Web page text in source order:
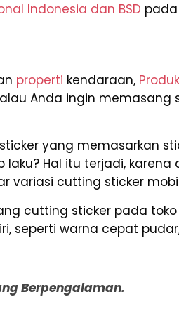
Indonesia dan BSD pada
properti kendaraan,
Anda ingin
yang memasarkan
Hal itu terjadi,
variasi cutting sticker
cutting sticker pada
seperti warna cepat
Berpengalaman.